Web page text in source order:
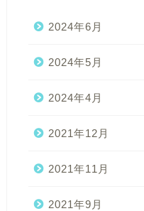
2024年6月
2024年5月
2024年4月
2021年12月
2021年11月
2021年9月